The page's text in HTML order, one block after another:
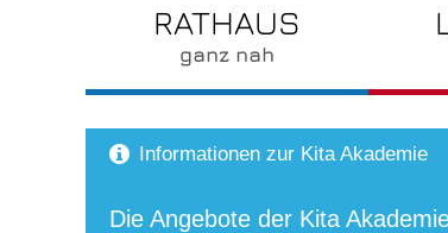
RATHAUS
ganz nah
Informationen zur Kita Akademie
Die Angebote der Kita